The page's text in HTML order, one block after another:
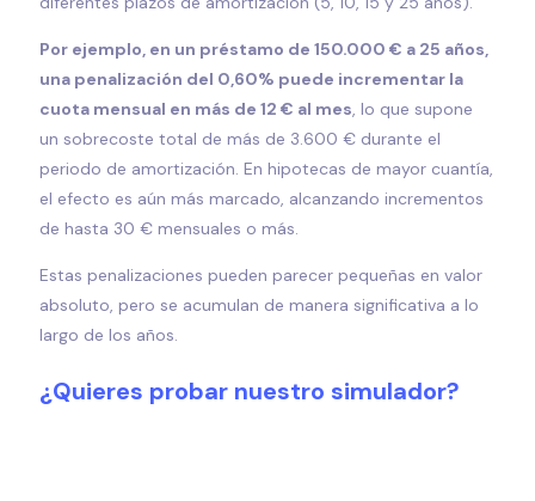
Por ejemplo, en un préstamo de 150.000 € a 25 años,
una penalización del 0,60% puede incrementar la
cuota mensual en más de 12 € al mes, lo que supone
un sobrecoste total de más de 3.600 € durante el
periodo de amortización. En hipotecas de mayor cuantía,
el efecto es aún más marcado, alcanzando incrementos
de hasta 30 € mensuales o más.
Estas penalizaciones pueden parecer pequeñas en valor
absoluto, pero se acumulan de manera significativa a lo
largo de los años.
¿Quieres probar nuestro simulador?